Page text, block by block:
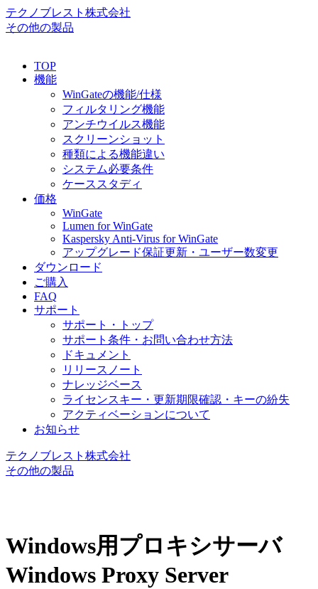
テクノブレスト株式会社
その他の製品
TOP
機能
WinGateの機能/仕様
フィルタリング機能
アンチウイルス機能
スクリーンショット
種類による機能違い
システム必要条件
ケーススタディ
価格
WinGate
Lumen for WinGate
Kaspersky Anti-Virus for WinGate
アップグレード保証更新・ユーザー数変更
ダウンロード
ご購入
FAQ
サポート
サポート・トップ
サポート条件・お問い合わせ方法
ドキュメント
リリースノート
ナレッジベース
ライセンスキー・更新期限確認・キーの紛失
アクティベーションについて
お知らせ
テクノブレスト株式会社
その他の製品
Windows用プロキシサーバ
Windows Proxy Server